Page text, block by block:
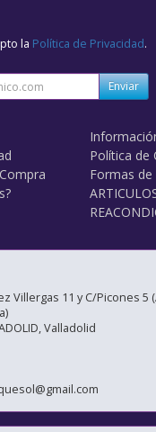
la Política de Privacidad.
Enviar
Política de
Formas de
Villergas 11 y C/Picones 5
,Valladolid